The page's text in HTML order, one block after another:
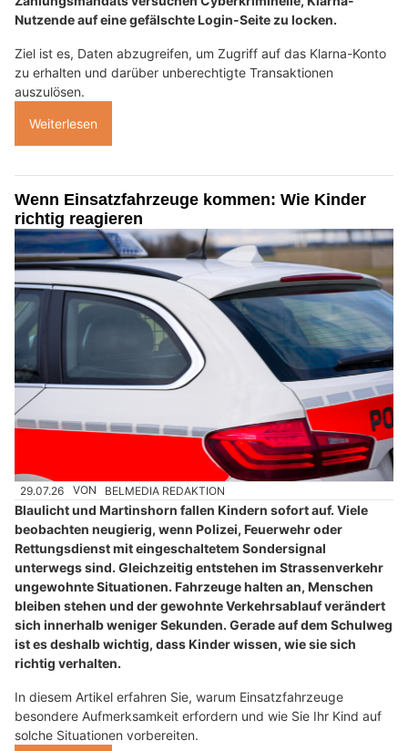
Nutzende auf eine gefälschte Login-Seite zu locken.
Ziel ist es, Daten abzugreifen, um Zugriff auf das Klarna-Konto
zu erhalten und darüber unberechtigte Transaktionen
auszulösen.
Weiterlesen
Wenn Einsatzfahrzeuge kommen: Wie Kinder
richtig reagieren
29.07.26 VON BELMEDIA REDAKTION
Blaulicht und Martinshorn fallen Kindern sofort auf. Viele
beobachten neugierig, wenn Polizei, Feuerwehr oder
Rettungsdienst mit eingeschaltetem Sondersignal
unterwegs sind. Gleichzeitig entstehen im Strassenverkehr
ungewohnte Situationen. Fahrzeuge halten an, Menschen
bleiben stehen und der gewohnte Verkehrsablauf verändert
sich innerhalb weniger Sekunden. Gerade auf dem Schulweg
ist es deshalb wichtig, dass Kinder wissen, wie sie sich
richtig verhalten.
In diesem Artikel erfahren Sie, warum Einsatzfahrzeuge
besondere Aufmerksamkeit erfordern und wie Sie Ihr Kind auf
solche Situationen vorbereiten.